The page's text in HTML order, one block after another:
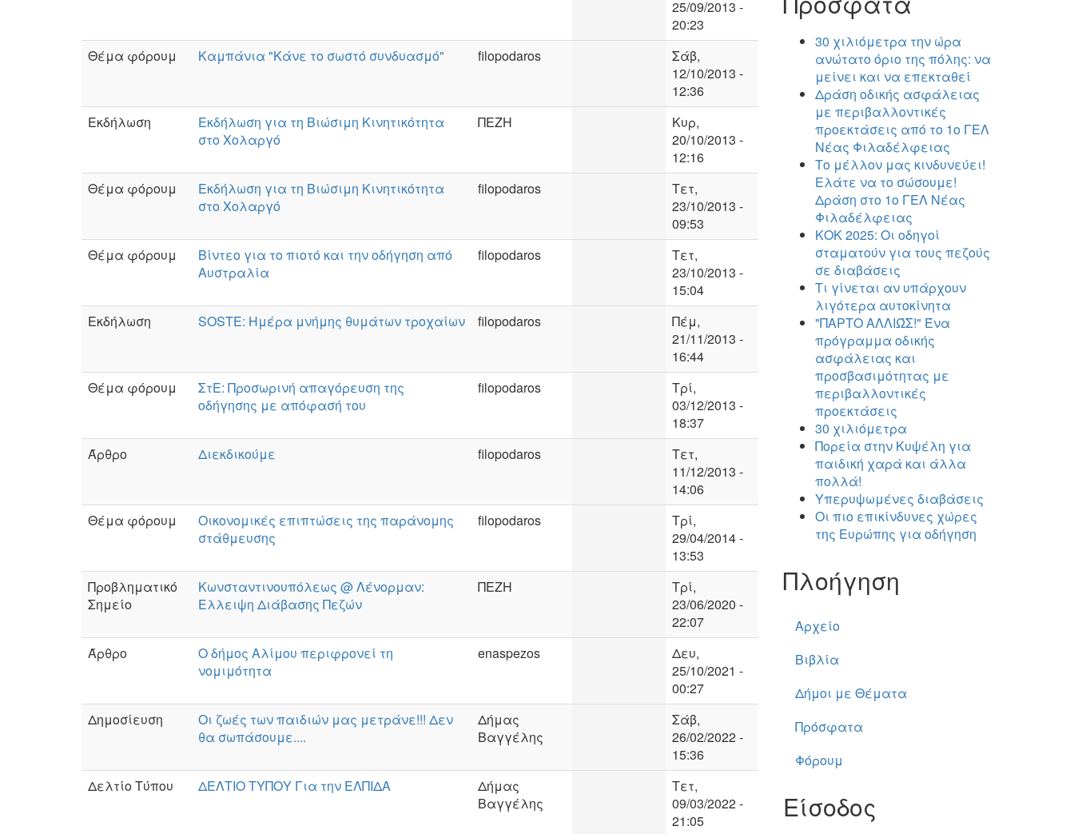
25/09/2013 -
20:23
Θέμα φόρουμ
Καμπάνια "Κάνε το σωστό συνδυασμό" filopodaros
Σάβ,
12/10/2013 -
12:36
Εκδήλωση
Εκδήλωση για τη Βιώσιμη Κινητικότητα
στο Χολαργό
ΠΕΖΗ
Κυρ,
20/10/2013 -
12:16
Θέμα φόρουμ
Εκδήλωση για τη Βιώσιμη Κινητικότητα
στο Χολαργό
filopodaros
Τετ,
23/10/2013 -
09:53
Θέμα φόρουμ
Βίντεο για το πιοτό και την οδήγηση από
Αυστραλία
filopodaros
Τετ,
23/10/2013 -
15:04
Εκδήλωση
SOSTE: Ημέρα μνήμης θυμάτων τροχαίων filopodaros
Πέμ,
21/11/2013 -
16:44
Θέμα φόρουμ
ΣτΕ: Προσωρινή απαγόρευση της
οδήγησης με απόφασή του
filopodaros
Τρί,
03/12/2013 -
18:37
Άρθρο
Διεκδικούμε filopodaros
Τετ,
11/12/2013 -
14:06
Θέμα φόρουμ
Οικονομικές επιπτώσεις της παράνομης
στάθμευσης
filopodaros
Τρί,
29/04/2014 -
13:53
Προβληματικό
Σημείο
Κωνσταντινουπόλεως @ Λένορμαν:
Ελλειψη Διάβασης Πεζών
ΠΕΖΗ
Τρί,
23/06/2020 -
22:07
Άρθρο
Ο δήμος Αλίμου περιφρονεί τη
νομιμότητα
enaspezos
Δευ,
25/10/2021 -
00:27
Δημοσίευση
Οι ζωές των παιδιών μας μετράνε!!! Δεν
θα σωπάσουμε....
Δήμας
Βαγγέλης
Σάβ,
26/02/2022 -
15:36
Δελτίο Τύπου
ΔΕΛΤΙΟ ΤΥΠΟΥ Για την ΕΛΠΙΔΑ
Δήμας
Βαγγέλης
Τετ,
09/03/2022 -
21:05
30 χιλιόμετρα την ώρα
ανώτατο όριο της πόλης: να
μείνει και να επεκταθεί
Δράση οδικής ασφάλειας
με περιβαλλοντικές
προεκτάσεις από το 1ο ΓΕΛ
Νέας Φιλαδέλφειας
Το μέλλον μας κινδυνεύει!
Ελάτε να το σώσουμε!
Δράση στο 1ο ΓΕΛ Νέας
Φιλαδέλφειας
ΚΟΚ 2025: Οι οδηγοί
σταματούν για τους πεζούς
σε διαβάσεις
Τι γίνεται αν υπάρχουν
λιγότερα αυτοκίνητα
"ΠΑΡΤΟ ΑΛΛΙΏΣ!" Ένα
πρόγραμμα οδικής
ασφάλειας και
προσβασιμότητας με
περιβαλλοντικές
προεκτάσεις
30 χιλιόμετρα
Πορεία στην Κυψέλη για
παιδική χαρά και άλλα
πολλά!
Υπερυψωμένες διαβάσεις
Οι πιο επικίνδυνες χώρες
της Ευρώπης για οδήγηση
Πλοήγηση
Αρχείο
Βιβλία
Δήμοι με Θέματα
Πρόσφατα
Φόρουμ
Είσοδος